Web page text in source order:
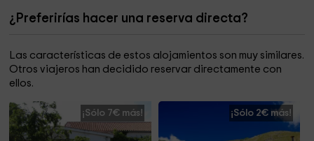
¿Preferirías hacer una reserva directa?
Las características de estos alojamientos son muy similares.
Otros viajeros han decidido reservar directamente con
ellos.
¡Sólo 7€ más! ¡Sólo 2€ más!